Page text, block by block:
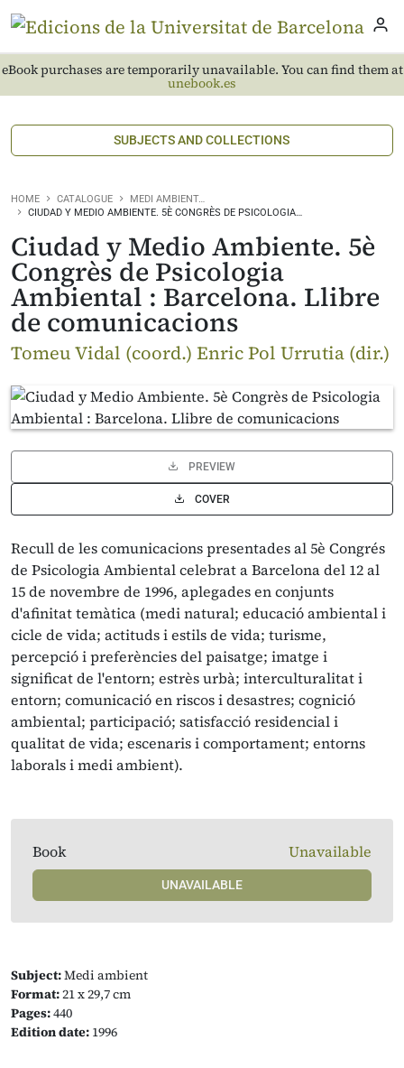
eBook purchases are temporarily unavailable. You can find them at
unebook.es
SUBJECTS AND COLLECTIONS
HOME CATALOGUE
MEDI AMBIENT…
CIUDAD Y MEDIO AMBIENTE. 5È CONGRÈS DE PSICOLOGIA…
Ciudad y Medio Ambiente. 5è
Congrès de Psicologia
Ambiental : Barcelona. Llibre
de comunicacions
Tomeu Vidal (coord.) Enric Pol Urrutia (dir.)
PREVIEW
COVER
Recull de les comunicacions presentades al 5è Congrés
de Psicologia Ambiental celebrat a Barcelona del 12 al
15 de novembre de 1996, aplegades en conjunts
d'afinitat temàtica (medi natural; educació ambiental i
cicle de vida; actituds i estils de vida; turisme,
percepció i preferències del paisatge; imatge i
significat de l'entorn; estrès urbà; interculturalitat i
entorn; comunicació en riscos i desastres; cognició
ambiental; participació; satisfacció residencial i
qualitat de vida; escenaris i comportament; entorns
laborals i medi ambient).
Subject:Medi ambient
Format:21 x 29,7 cm
Pages:440
Edition date: 1996
Book Unavailable
UNAVAILABLE